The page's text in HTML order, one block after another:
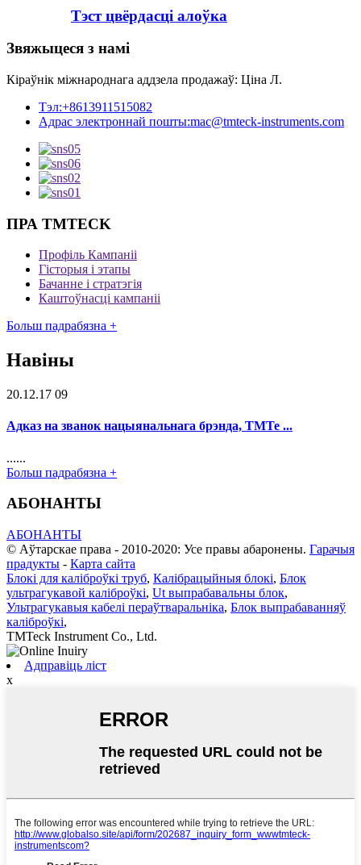
Тэст цвёрдасці алоўка
Звяжыцеся з намі
Кіраўнік міжнароднага аддзела продажаў: Ціна Л.
Тэл:+8613911515082
Адрас электроннай пошты:mac@tmteck-instruments.com
ПРА TMTECK
Профіль Кампаніі
Гісторыя і этапы
Бачанне і стратэгія
Каштоўнасці кампаніі
Больш падрабязна +
Навіны
20.12.17 09
Адказ на званок нацыянальнага брэнда, TMTe ...
......
Больш падрабязна +
АБОНАНТЫ
АБОНАНТЫ
© Аўтарскае права - 2010-2020: Усе правы абаронены. Гарачыя
прадукты - Карта сайта
Блокі для каліброўкі труб, Калібрацыйныя блокі, Блок
ультрагукавой каліброўкі, Ut выпрабавальны блок,
Ультрагукавыя кабелі пераўтваральніка, Блок выпрабаванняў
каліброўкі,
TMTeck Instrument Co., Ltd.
Адправіць ліст
x